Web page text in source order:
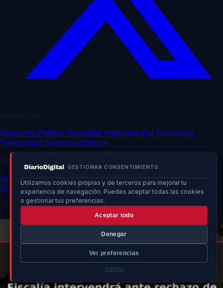
GESTIONAR CONSENTIMIENTO
Utilizamos cookies propias y de terceros para mejorar tu
experiencia de navegación. Puedes aceptar todas las cookies
o gestionar tus preferencias.
Aceptar todo
Denegar
Ver preferencias
Cookies
Deportes Política Sociedad Internacional Economía
Tecnología Sucesos Cultura
Quiénes somos
Contacto Publicidad
Política de privacidad
Política de cookies
Últimas noticias